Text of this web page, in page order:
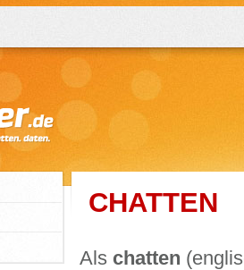
CHATTEN
Als chatten